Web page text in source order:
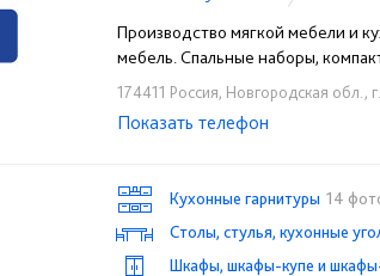
Производство мягкой мебели и
мебель. Спальные наборы,
174411 Россия, Новгородская
☎+7 (81664) 9-01-02
Показать телефон
Кухонные гарнитуры 14
Столы, стулья, кухонные
Шкафы, шкафы-купе и